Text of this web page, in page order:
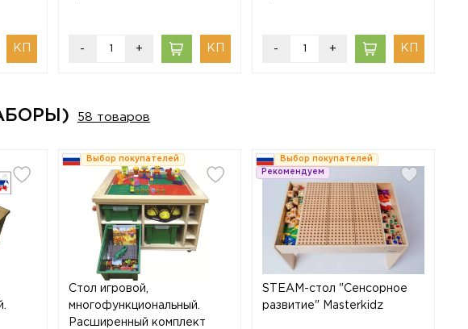
- + - +
58 товаров
Выбор покупателей
Стол игровой,
многофункциональный.
Расширенный комплект
Выбор покупателей
Рекомендуем
STEAM-стол "Сенсорное
развитие" Masterkidz